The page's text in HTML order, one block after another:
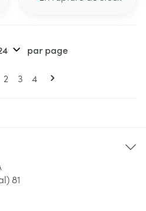
Pages
lisez actuellement la page
Page
2 Page
3 Page
4
par page
81